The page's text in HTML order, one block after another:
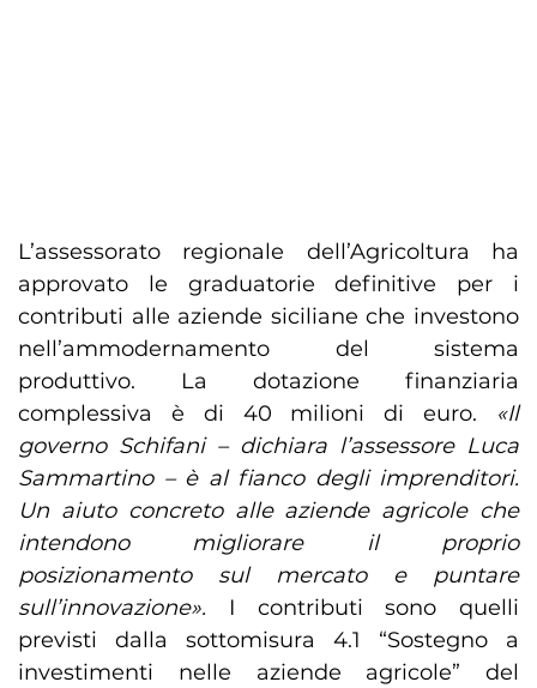
L’assessorato regionale dell’Agricoltura ha
approvato le graduatorie definitive per i
contributi alle aziende siciliane che investono
nell’ammodernamento del sistema
produttivo. La dotazione finanziaria
complessiva è di 40 milioni di euro. «Il
governo Schifani – dichiara l’assessore Luca
Sammartino – è al fianco degli imprenditori.
Un aiuto concreto alle aziende agricole che
intendono migliorare il proprio
posizionamento sul mercato e puntare
sull’innovazione». I contributi sono quelli
previsti dalla sottomisura 4.1 “Sostegno a
investimenti nelle aziende agricole” del